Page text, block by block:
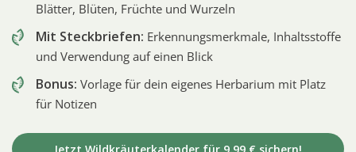
Blätter, Blüten, Früchte und Wurzeln
Mit Steckbriefen: Erkennungsmerkmale, Inhaltsstoffe
und Verwendung auf einen Blick
Bonus: Vorlage für dein eigenes Herbarium mit Platz
für Notizen